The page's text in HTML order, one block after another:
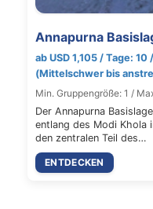
Annapurna
ab USD 1,105 / Tage:
(Mittelschwer bis
Min. Gruppengröße: 1 /
Der Annapurna
entlang des Modi Khola
den zentralen Teil des…
ENTDECKEN